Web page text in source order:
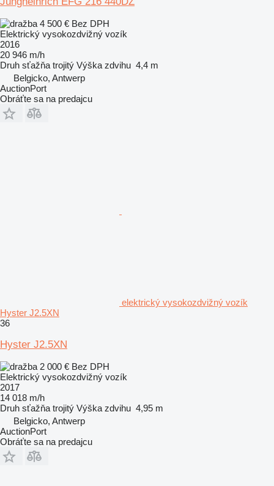
4 500 € Bez DPH
Elektrický vysokozdvižný vozík
2016
20 946 m/h
Druh sťažňa trojitý Výška zdvihu 4,4 m
Belgicko, Antwerp
AuctionPort
Obráťte sa na predajcu
elektrický vysokozdvižný vozík
Hyster J2.5XN
36
Hyster J2.5XN
2 000 € Bez DPH
Elektrický vysokozdvižný vozík
2017
14 018 m/h
Druh sťažňa trojitý Výška zdvihu 4,95 m
Belgicko, Antwerp
AuctionPort
Obráťte sa na predajcu